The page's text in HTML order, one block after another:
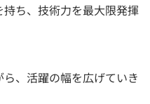
ち、技術力を最大限発揮
、活躍の幅を広げていき